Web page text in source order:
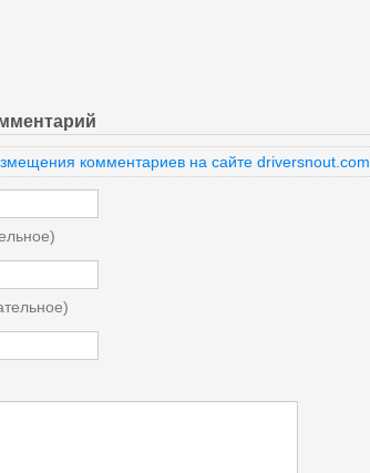
комментариев на сайте driversnout.com